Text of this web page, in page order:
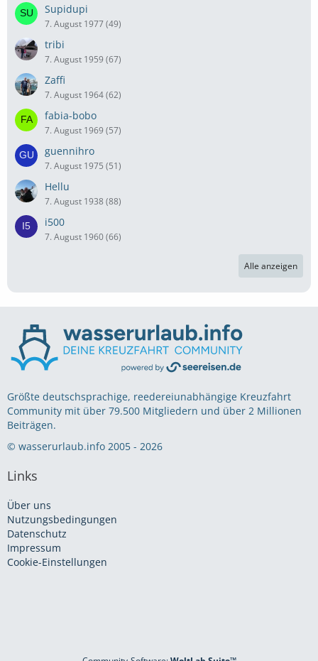
Supidupi
7. August 1977 (49)
tribi
7. August 1959 (67)
Zaffi
7. August 1964 (62)
fabia-bobo
7. August 1969 (57)
guennihro
7. August 1975 (51)
Hellu
7. August 1938 (88)
i500
7. August 1960 (66)
Alle anzeigen
Größte deutschsprachige, reedereiunabhängige Kreuzfahrt
Community mit über 79.500 Mitgliedern und über 2 Millionen
Beiträgen.
© wasserurlaub.info 2005 - 2026
Links
Über uns
Nutzungsbedingungen
Datenschutz
Impressum
Cookie-Einstellungen